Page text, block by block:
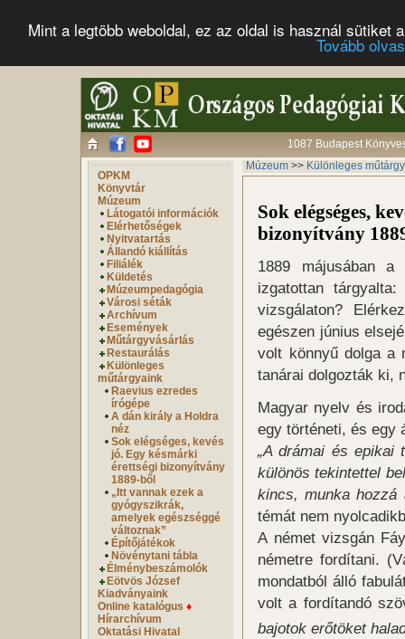
Mint a legtöbb weboldal, ez az oldal is használ sütiket
Tovább
1087 Budapest
OPKM
Könyvtár
Múzeum
Látogatói információk
Elérhetőségek
Nyitvatartás
Állandó kiállítás
Filiálék
Küldetés
Múzeumpedagógia
Városi séták
Archívum
Események
Műtárgyvásárlás
Restaurálás
Különleges
műtárgyaink
Raevius ezredes
írógépe
A dán király a Holdra
néz
Sok elégséges, kevés
jó. Egy késmárki
érettségi bizonyítvány
1889-ből
„Itt vannak ezek a
gyógyszikrák,
amelyek egészséggé
változnak”
Építőjátékok
Növénytani tábla
Élménybeszámolók
Eötvös József
Kiadványaink
Online katalógus ♦
Hírarchívum
Oktatási Hivatal
Múzeum >> Különleges
Sok elégséges,
bizonyítvány
1889 májusában a
izgatottan
vizsgálaton?
egészen június
volt könnyű dolga a
tanárai dolgozták ki,
Magyar nyelv és
egy történeti, és egy
„A drámai és epikai
különös tekintettel
kincs, munka hozzá
témát nem
A német vizsgán
németre fordítani.
mondatból álló
volt a fordítandó
bajotok erőtöket